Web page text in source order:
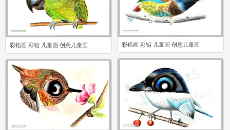
彩铅画 彩铅 儿童画 创意儿童画
0
彩铅画 彩铅 儿童画 创意儿童画
0